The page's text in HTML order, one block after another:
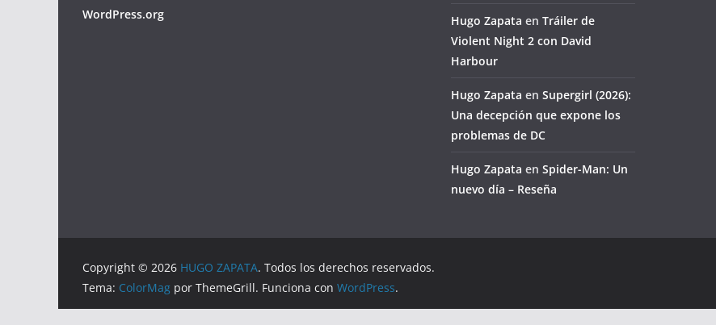
WordPress.org Hugo Zapata en Tráiler de
Violent Night 2 con David
Harbour
Hugo Zapata en Supergirl (2026):
Una decepción que expone los
problemas de DC
Hugo Zapata en Spider-Man: Un
nuevo día – Reseña
Copyright © 2026 HUGO ZAPATA. Todos los derechos reservados.
Tema: ColorMag por ThemeGrill. Funciona con WordPress.